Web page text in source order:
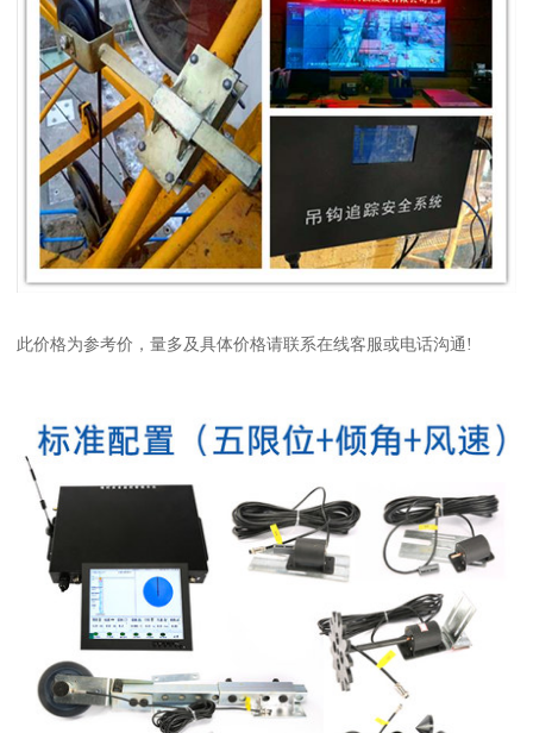
此价格为参考价，量多及具体价格请联系在线客服或电话沟通!